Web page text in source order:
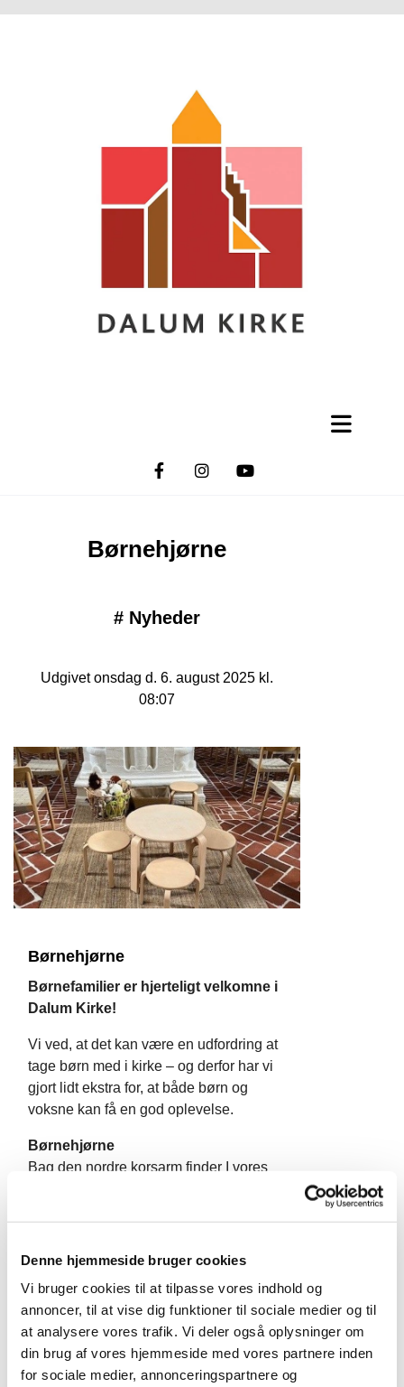
Denne hjemmeside bruger cookies
Vi bruger cookies til at tilpasse vores indhold og
annoncer, til at vise dig funktioner til sociale medier og til
at analysere vores trafik. Vi deler også oplysninger om
din brug af vores hjemmeside med vores partnere inden
for sociale medier, annonceringspartnere og
Børnehjørne
# Nyheder
Udgivet onsdag d. 6. august 2025 kl.
08:07
Børnehjørne
Børnefamilier er hjerteligt velkomne i
Dalum Kirke!
Vi ved, at det kan være en udfordring at
tage børn med i kirke – og derfor har vi
gjort lidt ekstra for, at både børn og
voksne kan få en god oplevelse.
Børnehjørne
Bag den nordre korsarm finder I vores
prædikenen.
Dåbsværelse
Ved siden af våbenhuset har vi et
fredeligt rum, hvor der er ro til fx amning
eller en pause – og I kan stadig følge
med i gudstjenesten via højtaler.